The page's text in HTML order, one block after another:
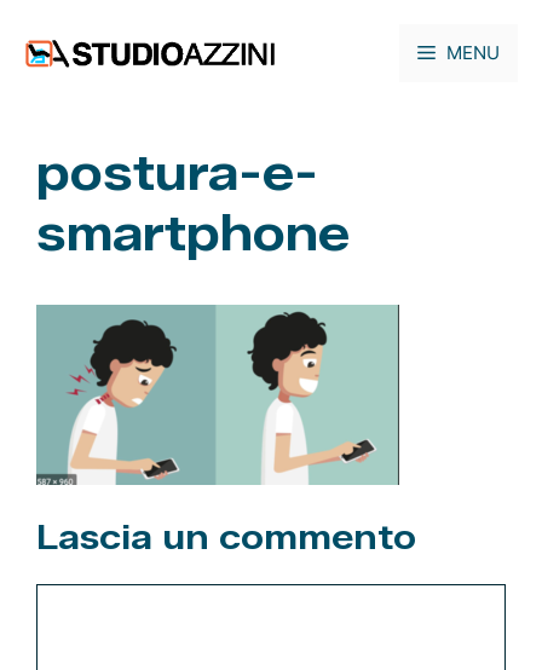
contenuto
MENU
postura-e-
smartphone
Lascia un commento